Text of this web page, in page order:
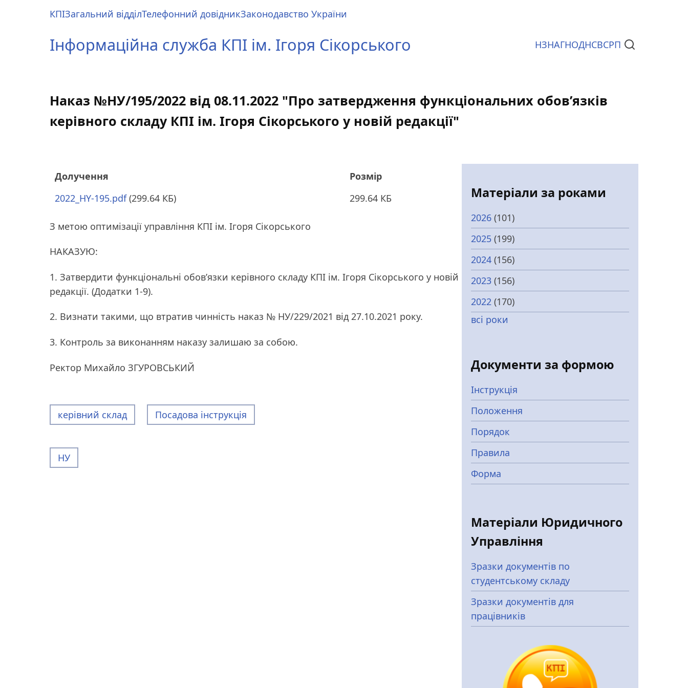
menu
КПІЗагальний відділТелефонний довідникЗаконодавство України
Інформаційна служба КПІ ім. Ігоря Сікорського Документи
НЗНАГНОДНСВСРП
Наказ №НУ/195/2022 від 08.11.2022 "Про затвердження функціональних обов’язків
керівного складу КПІ ім. Ігоря Сікорського у новій редакції"
Долучення
Розмір
2022_HY-195.pdf (299.64 КБ) 299.64 КБ
З метою оптимізації управління КПІ ім. Ігоря Сікорського
НАКАЗУЮ:
1. Затвердити функціональні обов’язки керівного складу КПІ ім. Ігоря Сікорського у новій
редакції. (Додатки 1-9).
2. Визнати такими, що втратив чинність наказ № НУ/229/2021 від 27.10.2021 року.
3. Контроль за виконанням наказу залишаю за собою.
Ректор Михайло ЗГУРОВСЬКИЙ
керівний склад Посадова інструкція
НУ
Матеріали за роками
2026 (101)
2025 (199)
2024 (156)
2023 (156)
2022 (170)
всі роки
Документи за формою
Інструкція
Положення
Порядок
Правила
Форма
Матеріали Юридичного
Управління
Зразки документів по
студентському складу
Зразки документів для
працівників